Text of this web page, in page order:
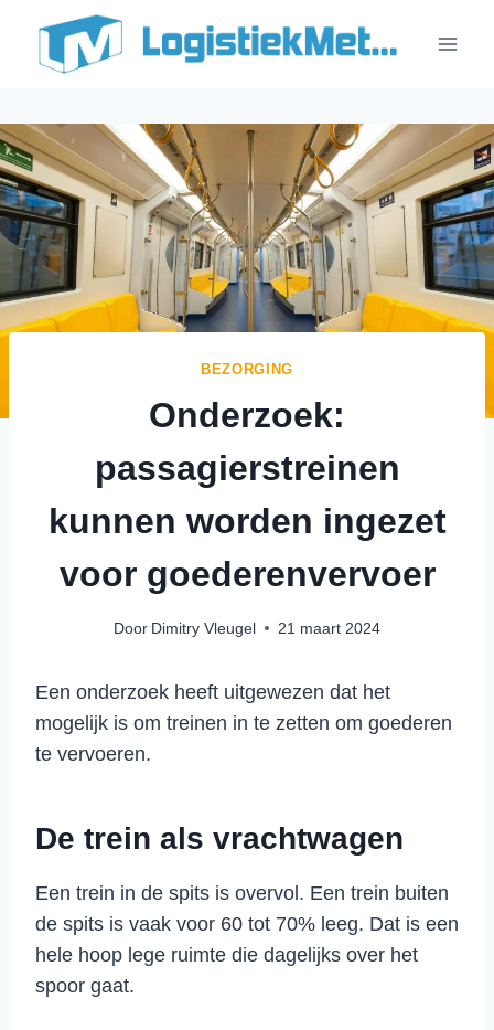
Doorgaan
inhoud
BEZORGING
Onderzoek:
passagierstreinen
kunnen worden ingezet
voor goederenvervoer
Door Dimitry Vleugel 21 maart 2024
Een onderzoek heeft uitgewezen dat het
mogelijk is om treinen in te zetten om goederen
te vervoeren.
De trein als vrachtwagen
Een trein in de spits is overvol. Een trein buiten
de spits is vaak voor 60 tot 70% leeg. Dat is een
hele hoop lege ruimte die dagelijks over het
spoor gaat.